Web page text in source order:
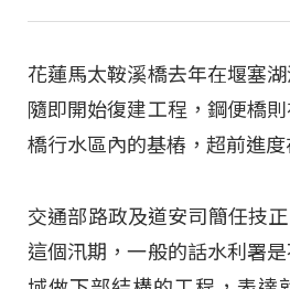
花蓮馬太鞍溪橋去年在堰塞
隨即開始復建工程，鋼便橋
橋行水區內的基樁，超前進度
交通部路政及道安司簡任技
這個汛期，一般的話水利署